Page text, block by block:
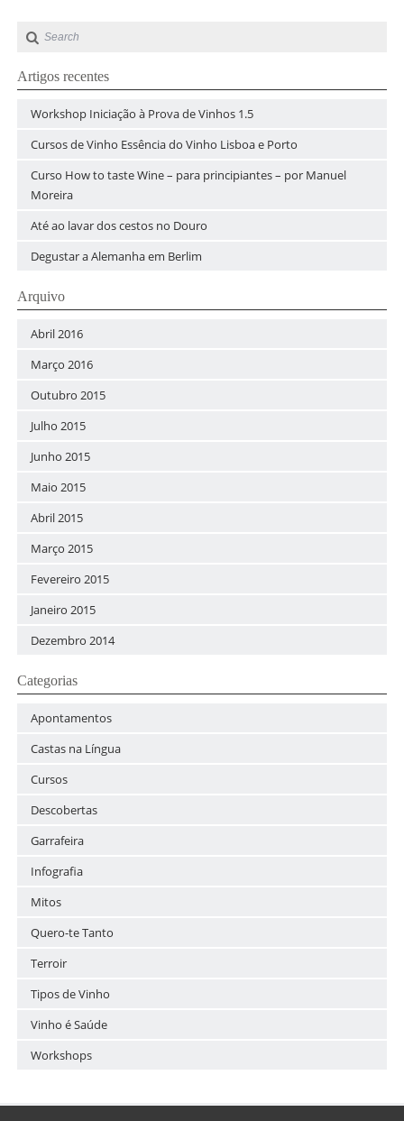
Artigos recentes
Workshop Iniciação à Prova de Vinhos 1.5
Cursos de Vinho Essência do Vinho Lisboa e Porto
Curso How to taste Wine – para principiantes – por Manuel
Moreira
Até ao lavar dos cestos no Douro
Degustar a Alemanha em Berlim
Arquivo
Abril 2016
Março 2016
Outubro 2015
Julho 2015
Junho 2015
Maio 2015
Abril 2015
Março 2015
Fevereiro 2015
Janeiro 2015
Dezembro 2014
Categorias
Apontamentos
Castas na Língua
Cursos
Descobertas
Garrafeira
Infografia
Mitos
Quero-te Tanto
Terroir
Tipos de Vinho
Vinho é Saúde
Workshops